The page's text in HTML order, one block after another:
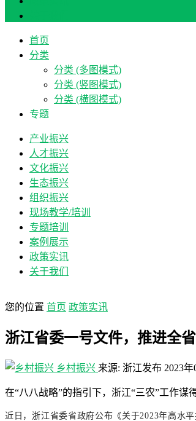
首页
分类
分类 (多图模式)
分类 (竖图模式)
分类 (横图模式)
专题
产业振兴
人才振兴
文化振兴
生态振兴
组织振兴
现场教学/培训
专题培训
案例展示
政策实讯
关于我们
您的位置 首页 政策实讯
浙江省委一号文件，推进全
乡村振兴 来源: 浙江发布 2023年
在“八八战略”的指引下，浙江“三农”工作
近日，浙江省委省政府公布《关于2023年高水